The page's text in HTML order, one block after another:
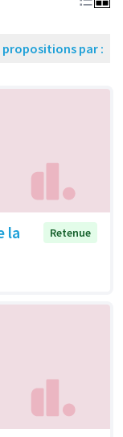
propositions par :
la
Retenue